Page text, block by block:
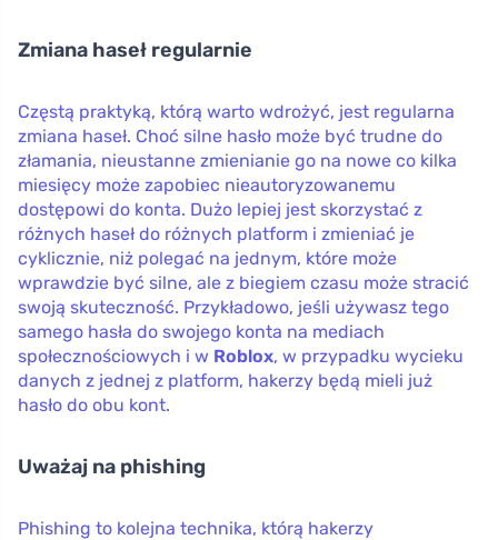
Zmiana haseł regularnie
Częstą praktyką, którą warto wdrożyć, jest regularna
zmiana haseł. Choć silne hasło może być trudne do
złamania, nieustanne zmienianie go na nowe co kilka
miesięcy może zapobiec nieautoryzowanemu
dostępowi do konta. Dużo lepiej jest skorzystać z
różnych haseł do różnych platform i zmieniać je
cyklicznie, niż polegać na jednym, które może
wprawdzie być silne, ale z biegiem czasu może stracić
swoją skuteczność. Przykładowo, jeśli używasz tego
samego hasła do swojego konta na mediach
społecznościowych i w Roblox, w przypadku wycieku
danych z jednej z platform, hakerzy będą mieli już
hasło do obu kont.
Uważaj na phishing
Phishing to kolejna technika, którą hakerzy